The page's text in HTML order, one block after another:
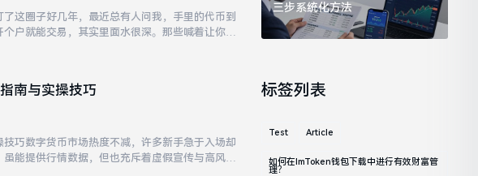
这圈子好几年，最近总有人问我，手里的代币到
户就能交易，其实里面水很深。那些喊着让你入
南与实操技巧
巧数字货币市场热度不减，许多新手急于入场却
能提供行情数据，但也充斥着虚假宣传与高风险
三步系统化方法
标签列表
Test Article
如何在imToken钱包下载中进行有效财富管
理？